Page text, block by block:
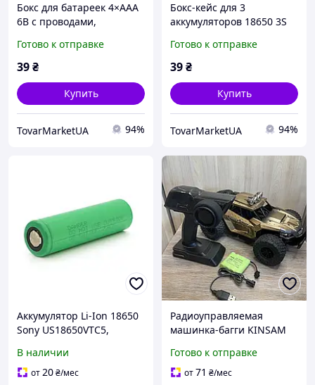
Бокс для батареек 4×AAA
6В с проводами,
для Arduino, DIY,
электронных модулей
Готово к отправке
39₴
Купить
TovarMarketUA 94%
Бокс-кейс для 3
аккумуляторов 18650 3S
пластиковый держатель
для Arduino и DIY
Готово к отправке
39₴
Купить
TovarMarketUA 94%
Аккумулятор Li-Ion 18650
Sony US18650VTC5,
зеленый, 2 шт. в
упаковке, артикул 17368
В наличии
от20₴/мес
Радиоуправляемая
машинка-багги KINSAM
ч) + 2 Аккумулятора (Open
Box / Б-В)
Готово к отправке
от71 ₴/мес